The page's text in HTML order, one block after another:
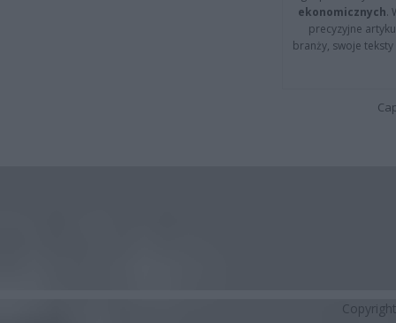
ekonomicznych.
precyzyjne
branży, swoje